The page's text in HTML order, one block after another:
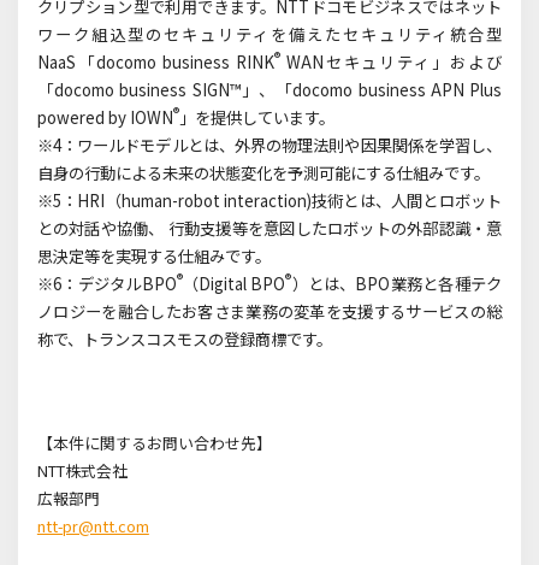
クリプション型で利用できます。NTTドコモビジネスではネット
ワーク組込型のセキュリティを備えたセキュリティ統合型
NaaS「docomo business RINK®WANセキュリティ」および
「docomo business SIGN™」、「docomo business APN Plus
powered by IOWN®」を提供しています。
※4：ワールドモデルとは、外界の物理法則や因果関係を学習し、
自身の行動による未来の状態変化を予測可能にする仕組みです。
※5：HRI（human-robot interaction)技術とは、人間とロボット
との対話や協働、 行動支援等を意図したロボットの外部認識・意
思決定等を実現する仕組みです。
※6：デジタルBPO®（Digital BPO®）とは、BPO業務と各種テク
ノロジーを融合したお客さま業務の変革を支援するサービスの総
称で、トランスコスモスの登録商標です。
【本件に関するお問い合わせ先】
NTT株式会社
広報部門
ntt-pr@ntt.com